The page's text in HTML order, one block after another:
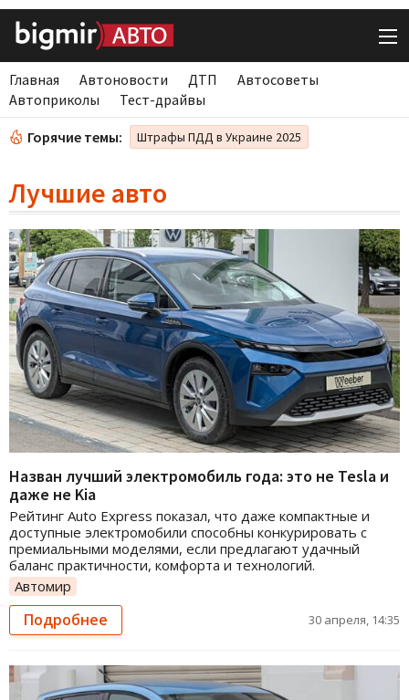
Главная Автоновости ДТП
Автосоветы
Автоприколы
Тест-драйвы
Горячие темы: Штрафы ПДД в Украине 2025
Лучшие авто
Назван лучший электромобиль года: это не Tesla и
даже не Kia
Рейтинг Auto Express показал, что даже компактные и
доступные электромобили способны конкурировать с
премиальными моделями, если предлагают удачный
баланс практичности, комфорта и технологий.
Автомир
Подробнее 30 апреля, 14:35